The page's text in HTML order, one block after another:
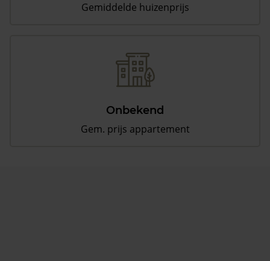
Gemiddelde huizenprijs
Onbekend
Gem. prijs appartement